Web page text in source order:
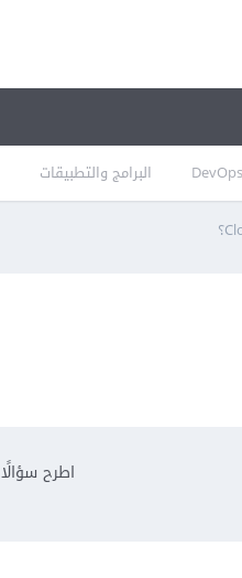
DevOps البرامج والتطبيقات
اطرح سؤالًا